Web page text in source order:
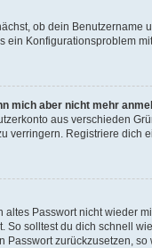
ob dein
ein Konfigurationsproblem
mich aber nicht mehr
aus verschieden
verringern. Registriere dich
Passwort nicht wieder
So solltest du dich schnell
zurückzusetzen,